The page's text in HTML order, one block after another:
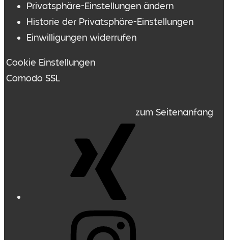
Privatsphäre-Einstellungen ändern
Historie der Privatsphäre-Einstellungen
Einwilligungen widerrufen
Cookie Einstellungen
Comodo SSL
zum Seitenanfang